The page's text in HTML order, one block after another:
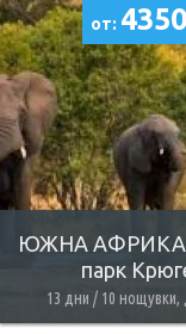
от: 4350
ЮЖНА АФРИКА
парк
13 дни / 10 нощувки,